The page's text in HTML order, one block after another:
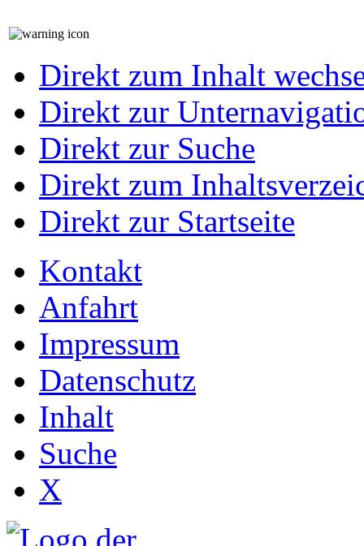
Direkt zum Inhalt
Direkt zur
Direkt zur Suche
Direkt zum
Direkt zur Startseite
Kontakt
Anfahrt
Impressum
Datenschutz
Inhalt
Suche
X